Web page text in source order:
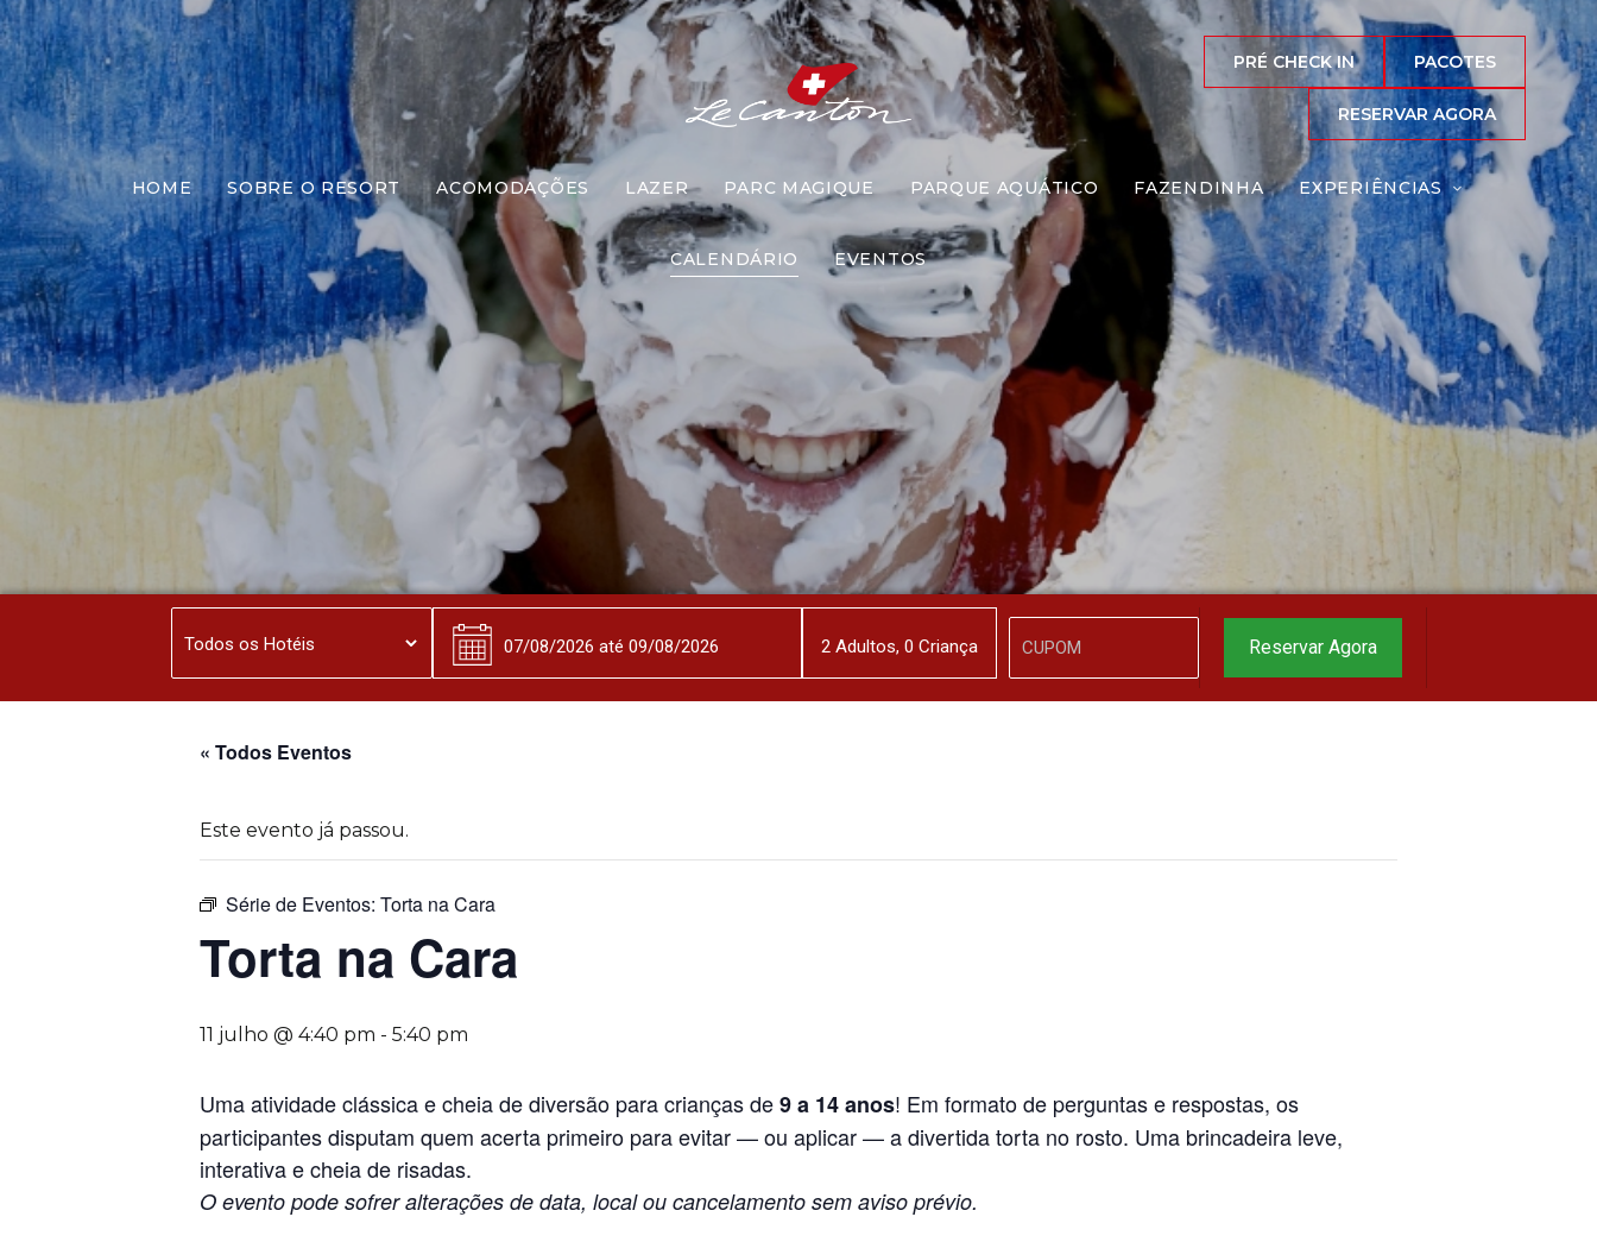
PRÉ CHECK IN PACOTES
RESERVAR AGORA
HOME SOBRE O RESORT ACOMODAÇÕES LAZER PARC MAGIQUE PARQUE AQUÁTICO FAZENDINHA EXPERIÊNCIAS
CALENDÁRIO EVENTOS
Torta na Cara
« Todos Eventos
Este evento já passou.
Série de Eventos: Torta na Cara
Torta na Cara
11 julho @ 4:40 pm - 5:40 pm
Uma atividade clássica e cheia de diversão para crianças de9 a 14 anos! Em formato de perguntas e respostas, os
participantes disputam quem acerta primeiro para evitar — ou aplicar — a divertida torta no rosto. Uma brincadeira leve,
interativa e cheia de risadas.
O evento pode sofrer alterações de data, local ou cancelamento sem aviso prévio.
2Adultos, 0 Criança
Reserve agora, com
o melhor preço
▼
Reservar Agora